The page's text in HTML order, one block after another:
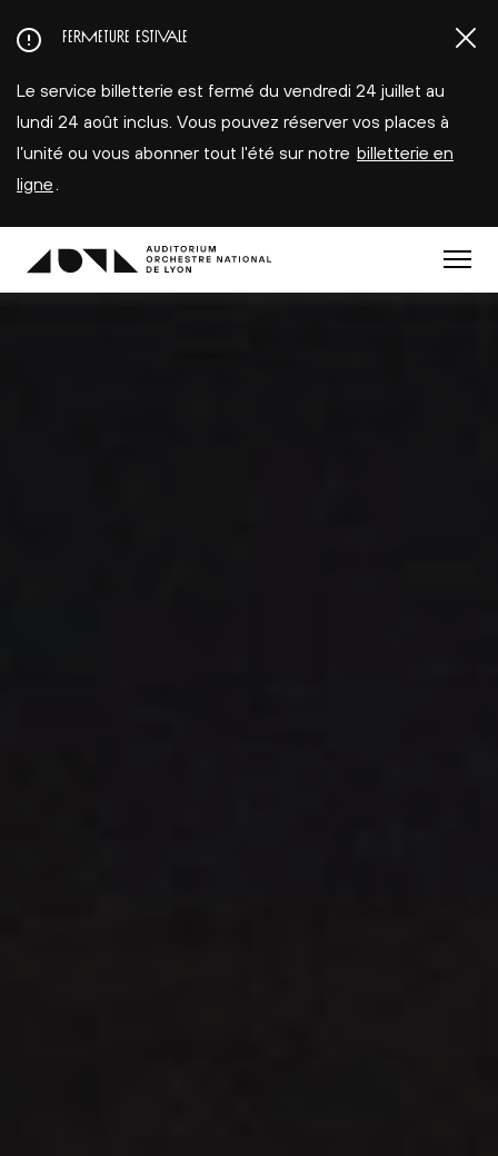
au
principal
FERMETURE ESTIVALE
Le service billetterie est fermé du vendredi 24 juillet au
lundi 24 août inclus. Vous pouvez réserver vos places à
l’unité ou vous abonner tout l'été sur notre billetterie en
ligne
Menu